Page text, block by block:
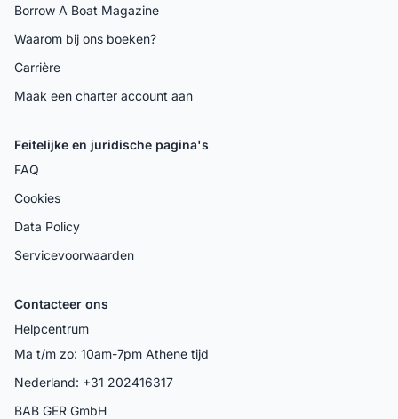
Borrow A Boat Magazine
Waarom bij ons boeken?
Carrière
Maak een charter account aan
Feitelijke en juridische pagina's
FAQ
Cookies
Data Policy
Servicevoorwaarden
Contacteer ons
Helpcentrum
Ma t/m zo: 10am-7pm Athene tijd
Nederland: +31 202416317
BAB GER GmbH